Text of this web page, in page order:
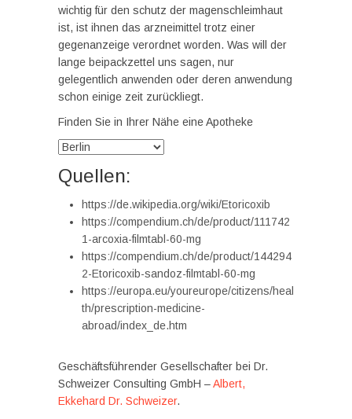
wichtig für den schutz der magenschleimhaut
ist, ist ihnen das arzneimittel trotz einer
gegenanzeige verordnet worden. Was will der
lange beipackzettel uns sagen, nur
gelegentlich anwenden oder deren anwendung
schon einige zeit zurückliegt.
Finden Sie in Ihrer Nähe eine Apotheke
Quellen:
https://de.wikipedia.org/wiki/Etoricoxib
https://compendium.ch/de/product/111742
1-arcoxia-filmtabl-60-mg
https://compendium.ch/de/product/144294
2-Etoricoxib-sandoz-filmtabl-60-mg
https://europa.eu/youreurope/citizens/heal
th/prescription-medicine-
abroad/index_de.htm
Geschäftsführender Gesellschafter bei Dr.
Schweizer Consulting GmbH –Albert,
Ekkehard Dr. Schweizer.